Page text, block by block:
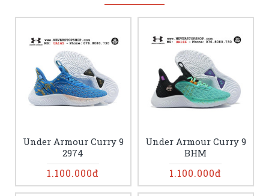
Under Armour Curry 9
2974
1.100.000đ
Under Armour Curry 9
BHM
1.100.000đ